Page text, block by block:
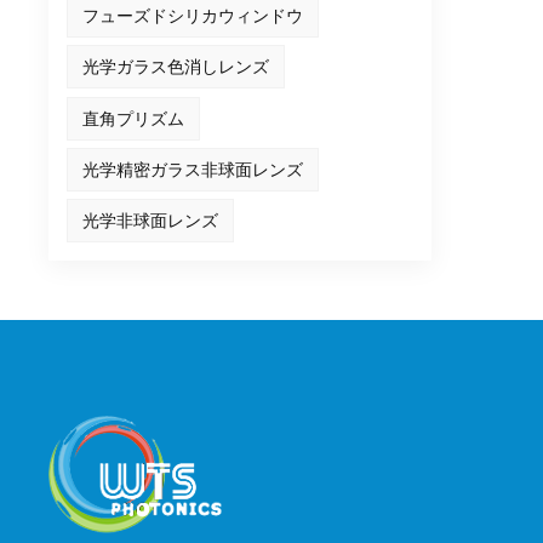
フューズドシリカウィンドウ
光学ガラス色消しレンズ
直角プリズム
光学精密ガラス非球面レンズ
光学非球面レンズ